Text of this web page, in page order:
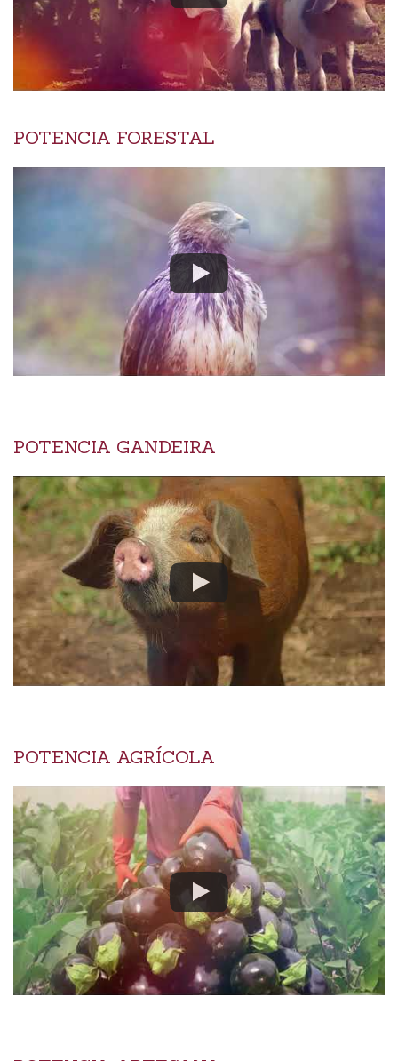
POTENCIA FORESTAL
POTENCIA GANDEIRA
POTENCIA AGRÍCOLA